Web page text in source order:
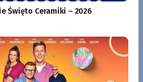
Święto Ceramiki – 2026